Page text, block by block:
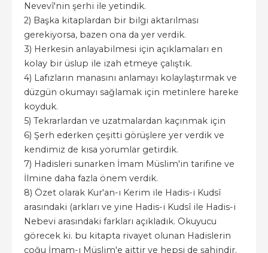
Nevevî'nin şerhi ile yetindik.
2) Başka kitaplardan bir bilgi aktarılması
gerekiyorsa, bazen ona da yer verdik.
3) Herkesin anlayabilmesi için açıklamaları en
kolay bir üslup ile izah etmeye çalıştık.
4) Lafızların manasını anlamayı kolaylaştırmak ve
düzgün okumayı sağlamak için metinlere hareke
koyduk.
5) Tekrarlardan ve uzatmalardan kaçınmak için
6) Şerh ederken çeşitti görüşlere yer verdik ve
kendimiz de kısa yorumlar getirdik.
7) Hadisleri sunarken İmam Müslim'in tarifine ve
İlmine daha fazla önem verdik.
8) Özet olarak Kur'an-ı Kerim ile Hadis-i Kudsî
arasındaki (arkları ve yine Hadis-i Kudsî ile Hadis-i
Nebevi arasındaki farkları açıkladık. Okuyucu
görecek ki. bu kitapta rivayet olunan Hadislerin
çoğu İmam-ı Müslim'e aittir ve hepsi de şahindir.